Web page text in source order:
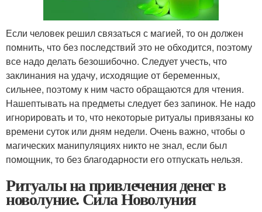
Если человек решил связаться с магией, то он должен
помнить, что без последствий это не обходится, поэтому
все надо делать безошибочно. Следует учесть, что
заклинания на удачу, исходящие от беременных,
сильнее, поэтому к ним часто обращаются для чтения.
Нашептывать на предметы следует без запинок. Не надо
игнорировать и то, что некоторые ритуалы привязаны ко
времени суток или дням недели. Очень важно, чтобы о
магических манипуляциях никто не знал, если был
помощник, то без благодарности его отпускать нельзя.
Ритуалы на привлечения денег в
новолуние. Сила Новолуния